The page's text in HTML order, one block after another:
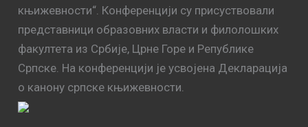
књижевности“. Конференцији су присуствовали
представници образовних власти и филолошких
факултета из Србије, Црне Горе и Републике
Српске. На конференцији је усвојена Декларација
о канону српске књижевности.